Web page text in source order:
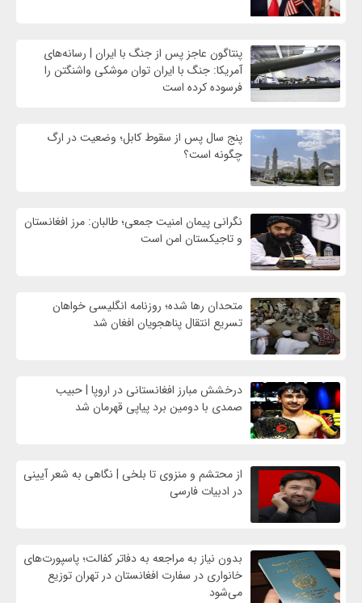
پنتاگون عاجز پس از جنگ با ایران | رسانه‌های
آمریکا: جنگ با ایران توان موشکی واشنگتن را
فرسوده کرده است
پنج سال پس از سقوط کابل؛ وضعیت در ارگ
چگونه است؟
نگرانی پیمان امنیت جمعی؛ طالبان: مرز افغانستان
و تاجیکستان امن است
متحدان رها شده؛ روزنامه انگلیسی خواهان
تسریع انتقال پناهجویان افغان شد
درخشش مبارز افغانستانی در اروپا | حبیب
صمدی با دومین برد پیاپی قهرمان شد
از محتشم و منزوی تا بلخی | نگاهی به شعر آیینی
در ادبیات فارسی
بدون نیاز به مراجعه به دفاتر کفالت؛ پاسپورت‌های
خانواری در سفارت افغانستان در تهران توزیع
می‌شود